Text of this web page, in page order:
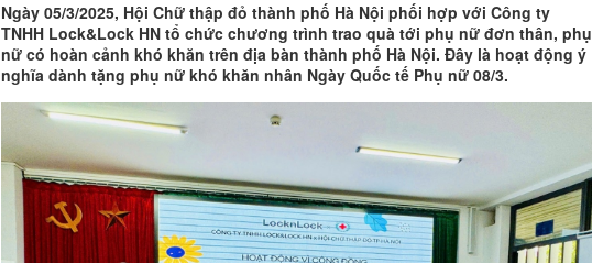
Ngày 05/3/2025, Hội Chữ thập đỏ thành phố Hà Nội phối hợp với Công ty
TNHH Lock&Lock HN tổ chức chương trình trao quà tới phụ nữ đơn thân, phụ
nữ có hoàn cảnh khó khăn trên địa bàn thành phố Hà Nội. Đây là hoạt động ý
nghĩa dành tặng phụ nữ khó khăn nhân Ngày Quốc tế Phụ nữ 08/3.